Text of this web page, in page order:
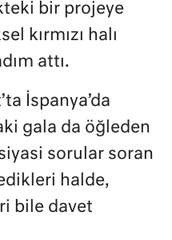
bir projeye
kırmızı halı
attı.
İspanya’da
gala da öğleden
sorular soran
halde,
bile davet